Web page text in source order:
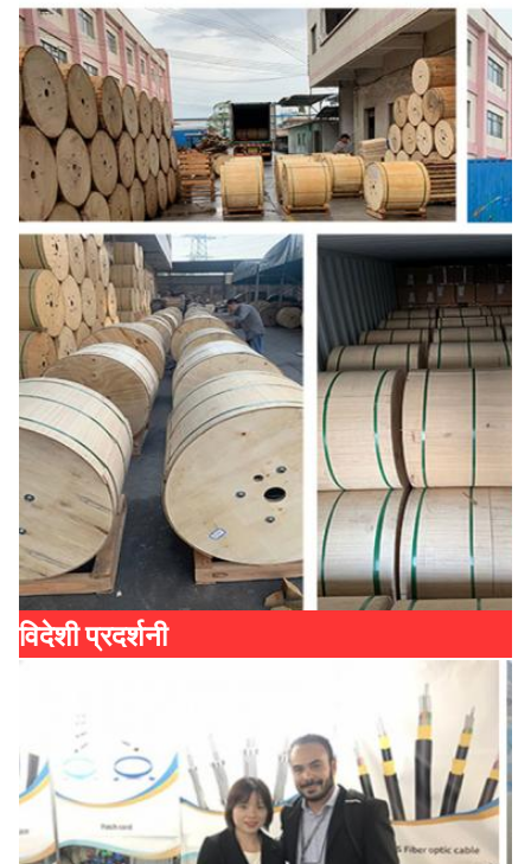
विदेशी प्रदर्शनी